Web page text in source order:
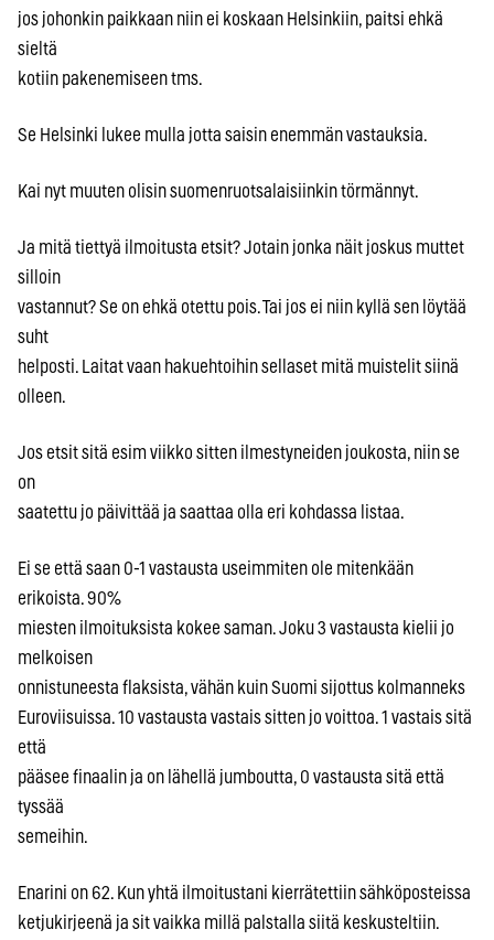
jos johonkin paikkaan niin ei koskaan Helsinkiin, paitsi ehkä
sieltä
kotiin pakenemiseen tms.
Se Helsinki lukee mulla jotta saisin enemmän vastauksia.
Kai nyt muuten olisin suomenruotsalaisiinkin törmännyt.
Ja mitä tiettyä ilmoitusta etsit? Jotain jonka näit joskus muttet
silloin
vastannut? Se on ehkä otettu pois. Tai jos ei niin kyllä sen löytää
suht
helposti. Laitat vaan hakuehtoihin sellaset mitä muistelit siinä
olleen.
Jos etsit sitä esim viikko sitten ilmestyneiden joukosta, niin se
on
saatettu jo päivittää ja saattaa olla eri kohdassa listaa.
Ei se että saan 0-1 vastausta useimmiten ole mitenkään
erikoista. 90%
miesten ilmoituksista kokee saman. Joku 3 vastausta kielii jo
melkoisen
onnistuneesta flaksista, vähän kuin Suomi sijottus kolmanneks
Euroviisuissa. 10 vastausta vastais sitten jo voittoa. 1 vastais sitä
että
pääsee finaalin ja on lähellä jumboutta, 0 vastausta sitä että
tyssää
semeihin.
Enarini on 62. Kun yhtä ilmoitustani kierrätettiin sähköposteissa
ketjukirjeenä ja sit vaikka millä palstalla siitä keskusteltiin.